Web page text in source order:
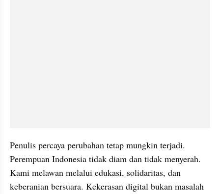
Penulis percaya perubahan tetap mungkin terjadi.
Perempuan Indonesia tidak diam dan tidak menyerah.
Kami melawan melalui edukasi, solidaritas, dan
keberanian bersuara. Kekerasan digital bukan masalah